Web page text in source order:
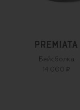
Бейсболка
14 000 ₽